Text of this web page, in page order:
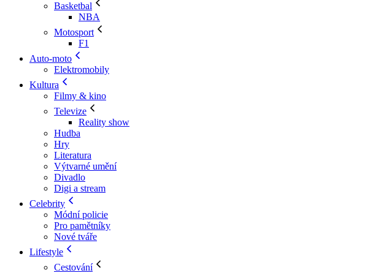
Basketbal
NBA
Motosport
F1
Auto-moto
Elektromobily
Kultura
Filmy & kino
Televize
Reality show
Hudba
Hry
Literatura
Výtvarné umění
Divadlo
Digi a stream
Celebrity
Módní policie
Pro pamětníky
Nové tváře
Lifestyle
Cestování